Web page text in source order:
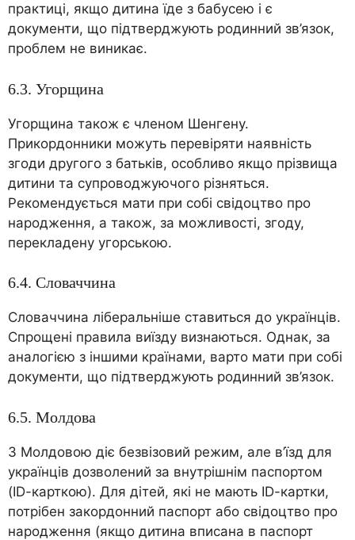
практиці, якщо дитина їде з бабусею і є
документи, що підтверджують родинний зв’язок,
проблем не виникає.
6.3. Угорщина
Угорщина також є членом Шенгену.
Прикордонники можуть перевіряти наявність
згоди другого з батьків, особливо якщо прізвища
дитини та супроводжуючого різняться.
Рекомендується мати при собі свідоцтво про
народження, а також, за можливості, згоду,
перекладену угорською.
6.4. Словаччина
Словаччина ліберальніше ставиться до українців.
Спрощені правила виїзду визнаються. Однак, за
аналогією з іншими країнами, варто мати при собі
документи, що підтверджують родинний зв’язок.
6.5. Молдова
З Молдовою діє безвізовий режим, але в’їзд для
українців дозволений за внутрішнім паспортом
(ID-карткою). Для дітей, які не мають ID-картки,
потрібен закордонний паспорт або свідоцтво про
народження (якщо дитина вписана в паспорт